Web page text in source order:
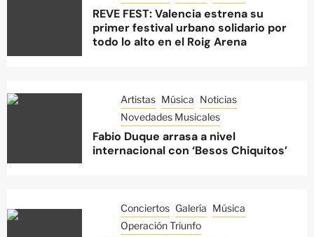
REVE FEST: Valencia estrena su
primer festival urbano solidario por
todo lo alto en el Roig Arena
Artistas Música Noticias
Novedades Musicales
Fabio Duque arrasa a nivel
internacional con ‘Besos Chiquitos’
Conciertos Galería Música
Operación Triunfo